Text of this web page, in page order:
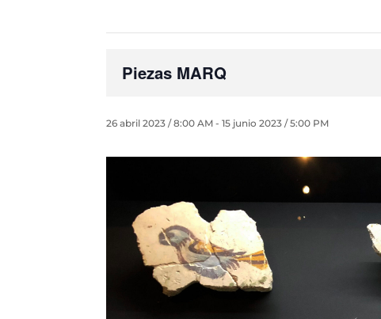
Piezas MARQ
26 abril 2023 / 8:00 AM -15 junio 2023 / 5:00 PM